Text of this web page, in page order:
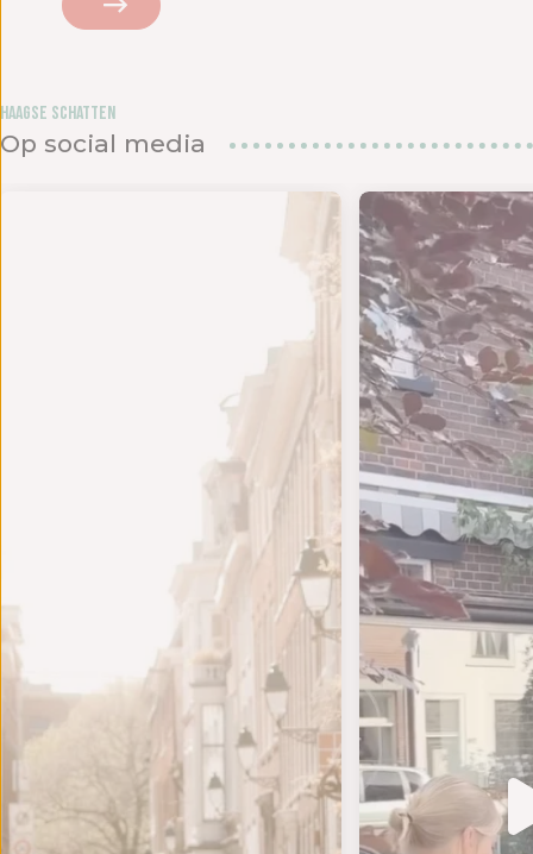
Haagse Schatten
Op social media
VOOR EEN NIEUWE OUTFIT - Het is tijd om te
BEDANKJE VOOR DE